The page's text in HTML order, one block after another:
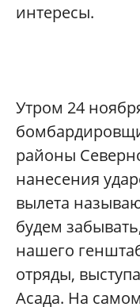
интересы.
Утром 24
районы
нанесения
вылета
будем
нашего
отряды,
Асада. На